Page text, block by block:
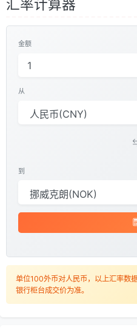
汇率计算器
金额
从
到
单位100外币对人民币，以上汇率数
银行柜台成交价为准。